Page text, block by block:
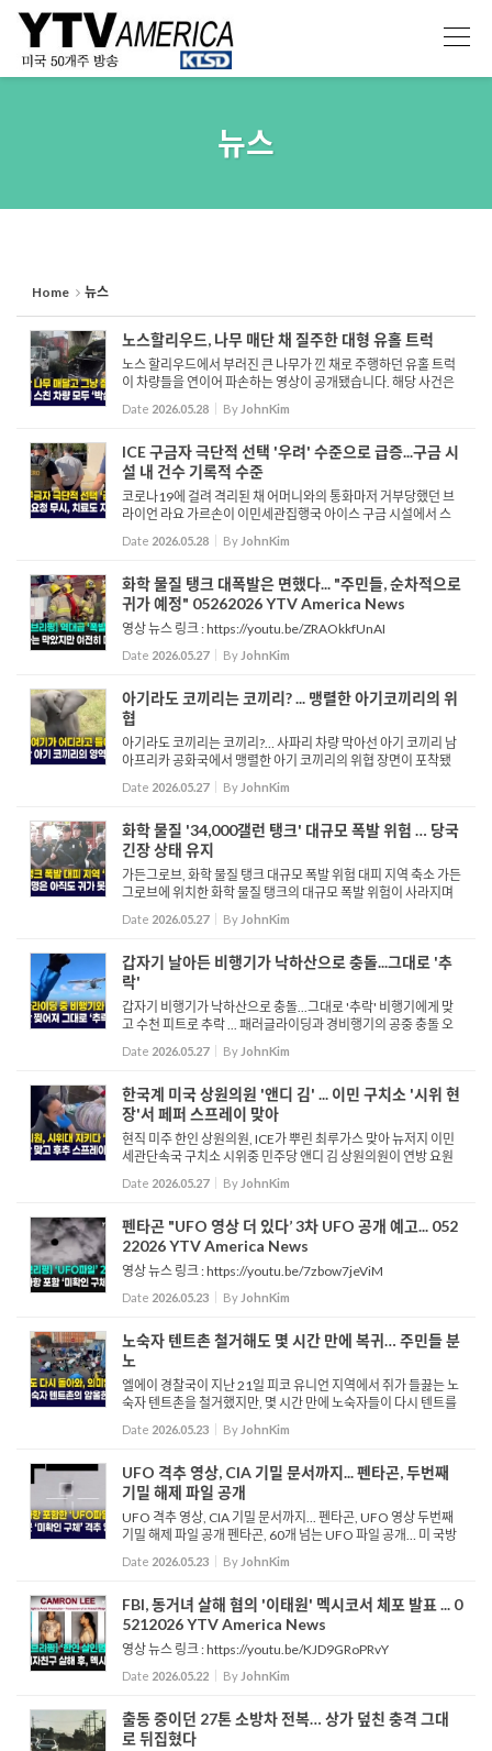
뉴스
Home 뉴스
노스할리우드, 나무 매단 채 질주한 대형 유홀 트럭
노스 할리우드에서 부러진 큰 나무가 낀 채로 주행하던 유홀 트럭
이 차량들을 연이어 파손하는 영상이 공개됐습니다. 해당 사건은
지난 주말 랜커심 불러바드 인근 라마이다 스트리트에서 발생했
습니다. 영상에는 트럭에 끼인 나무가 길가에 주차된 차량들을 ...
Date 2026.05.28 By JohnKim
ICE 구금자 극단적 선택 '우려' 수준으로 급증...구금 시
설 내 건수 기록적 수준
코로나19에 걸려 격리된 채 어머니와의 통화마저 거부당했던 브
라이언 라요 가르손이 이민세관집행국 아이스 구금 시설에서 스
스로 목숨을 끊었습니다. 가르손의 안타까운 죽음은 최근 트럼프
행정부의 공격적인 추방 정책 아래, 아이스 구금 시설 내에서 자
Date 2026.05.28 By JohnKim
화학 물질 탱크 대폭발은 면했다... "주민들, 순차적으로
귀가 예정" 05262026 YTV America News
영상 뉴스 링크 : https://youtu.be/ZRAOkkfUnAI
Date 2026.05.27 By JohnKim
아기라도 코끼리는 코끼리? ... 맹렬한 아기코끼리의 위
협
아기라도 코끼리는 코끼리?… 사파리 차량 막아선 아기 코끼리 남
아프리카 공화국에서 맹렬한 아기 코끼리의 위협 장면이 포착됐
습니다. 영상에 따르면 한 아기 아프리카 코끼리가 사파리 차량이
지나가려 하자 그 앞을 당당하게 막아서며 맞서는 모습을...
Date 2026.05.27 By JohnKim
화학 물질 '34,000갤런 탱크' 대규모 폭발 위험 … 당국
긴장 상태 유지
가든그로브, 화학 물질 탱크 대규모 폭발 위험 대피 지역 축소 가든
그로브에 위치한 화학 물질 탱크의 대규모 폭발 위험이 사라지며
수만 명의 주민들에 대한 대피령이 해제됐습니다. 하지만 여전히
소규모 폭발 및 누출 가능성이 남아있어, 26일 기준 약 16,...
Date 2026.05.27 By JohnKim
갑자기 날아든 비행기가 낙하산으로 충돌...그대로 '추
락'
갑자기 비행기가 낙하산으로 충돌...그대로 '추락' 비행기에게 맞
고 수천 피트로 추락 ... 패러글라이딩과 경비행기의 공중 충돌 오
스트리아 상공에서 한 여성이 패러글라이딩을 즐기던 중 경비행
기와 충돌하는 사고가 발생했습니다. 이 사고는 오스트...
Date 2026.05.27 By JohnKim
한국계 미국 상원의원 '앤디 김' ... 이민 구치소 '시위 현
장'서 페퍼 스프레이 맞아
현직 미주 한인 상원의원, ICE가 뿌린 최루가스 맞아 뉴저지 이민
세관단속국 구치소 시위중 민주당 앤디 김 상원의원이 연방 요원
들에게 페퍼 스프레이를 맞는 사건이 발생했습니다. 해당 구치소
에선 열악한 환경과 의료 서비스 거부에 항의하는 수감자들의
Date 2026.05.27 By JohnKim
펜타곤 "UFO 영상 더 있다’ 3차 UFO 공개 예고... 052
22026 YTV America News
영상 뉴스 링크 : https://youtu.be/7zbow7jeViM
Date 2026.05.23 By JohnKim
노숙자 텐트촌 철거해도 몇 시간 만에 복귀… 주민들 분
노
엘에이 경찰국이 지난 21일 피코 유니언 지역에서 쥐가 들끓는 노
숙자 텐트촌을 철거했지만, 몇 시간 만에 노숙자들이 다시 텐트를
치며 악순환이 반복되고 있습니다. 시 당국은 이번 텐트촌 철거가
공중 보건 개선과 주거 지원을 위한 종합 대책의 일환이며, ...
Date 2026.05.23 By JohnKim
UFO 격추 영상, CIA 기밀 문서까지... 펜타곤, 두번째
기밀 해제 파일 공개
UFO 격추 영상, CIA 기밀 문서까지... 펜타곤, UFO 영상 두번째
기밀 해제 파일 공개 펜타곤, 60개 넘는 UFO 파일 공개… 미 국방
부가 숨겨온 영상 2차 파일 드디어 공개 펜타곤, 즉 미 국방부가 미
확인 변칙 영상 UAP 또는 UFO에 대한 두번째 기밀...
Date 2026.05.23 By JohnKim
FBI, 동거녀 살해 혐의 '이태원' 멕시코서 체포 발표 ... 0
5212026 YTV America News
영상 뉴스 링크 : https://youtu.be/KJD9GRoPRvY
Date 2026.05.22 By JohnKim
출동 중이던 27톤 소방차 전복… 상가 덮친 충격 그대
로 뒤집혔다